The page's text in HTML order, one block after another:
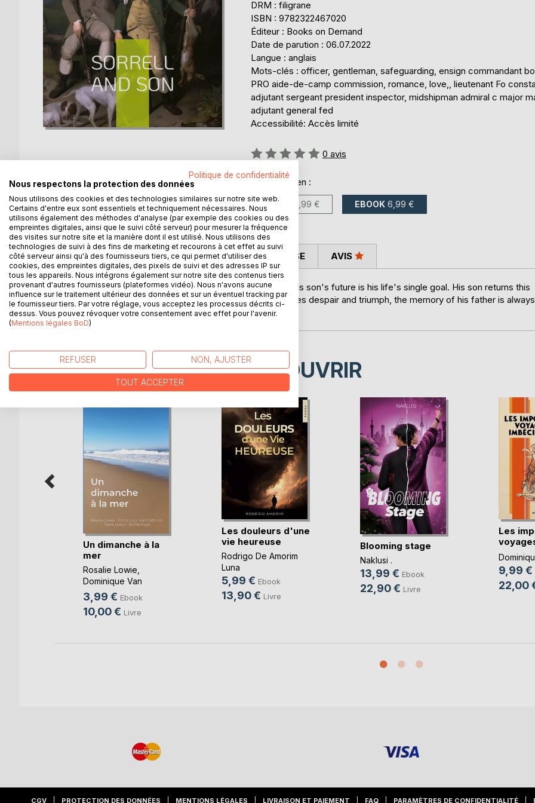
DRM : filigrane
ISBN : 9782322467020
Éditeur : Books on Demand
Date de parution : 06.07.2022
Langue : anglais
Mots-clés : officer, gentleman, safeguarding, ensign commandant
PRO aide-de-camp commission, romance, love,, lieutenant Fo
adjutant sergeant president inspector, midshipman admiral c major
adjutant general fed
Accessibilité: Accès limité
Évaluation:
0 avis
Disponible en :
LIVRE 19,99 € EBOOK 6,99 €
DESCRIPTION
For Captain Sorrell, officer and gentleman, safeguarding his son's future is his life's single goal. His son returns this
complete devotion, and as he grows to manhood and faces despair and triumph, the memory of his father is always
with him...
AUTEUR(S) CRITIQUES PRESSE AVIS
D’AUTRES TITRES À DÉCOUVRIR
Un dimanche à la
mer
Rosalie Lowie
Dominique Van
Cotthem, ...
3,99 € Ebook
10,00 € Livre
Les douleurs d'une
vie heureuse
Rodrigo De Amorim
Luna
5,99 € Ebook
13,90 € Livre
Blooming stage
Naklusi .
13,99 € Ebook
22,90 € Livre
Les
imbéc(...)
9,99 €
22,00
CGV PROTECTION DES DONNÉES MENTIONS LÉGALES LIVRAISON ET PAIEMENT FAQ PARAMÈTRES DE CONFIDENTIALITÉ
Politique de confidentialité
Nous respectons la protection des données
Nous utilisons des cookies et des technologies similaires sur notre site web.
Certains d'entre eux sont essentiels et techniquement nécessaires. Nous
utilisons également des méthodes d'analyse (par exemple des cookies ou des
empreintes digitales, ainsi que le suivi côté serveur) pour mesurer la fréquence
des visites sur notre site et la manière dont il est utilisé. Nous utilisons des
technologies de suivi à des fins de marketing et recourons à cet effet au suivi
côté serveur ainsi qu'à des fournisseurs tiers, ce qui permet d'utiliser des
cookies, des empreintes digitales, des pixels de suivi et des adresses IP sur
tous les appareils. Nous intégrons également sur notre site des contenus tiers
provenant d'autres fournisseurs (plateformes vidéo). Nous n'avons aucune
influence sur le traitement ultérieur des données et sur un éventuel tracking par
le fournisseur tiers. Par votre réglage, vous acceptez les processus décrits ci-
dessus. Vous pouvez révoquer votre consentement avec effet pour l'avenir.
(Mentions légales BoD)
REFUSER NON, AJUSTER
TOUT ACCEPTER